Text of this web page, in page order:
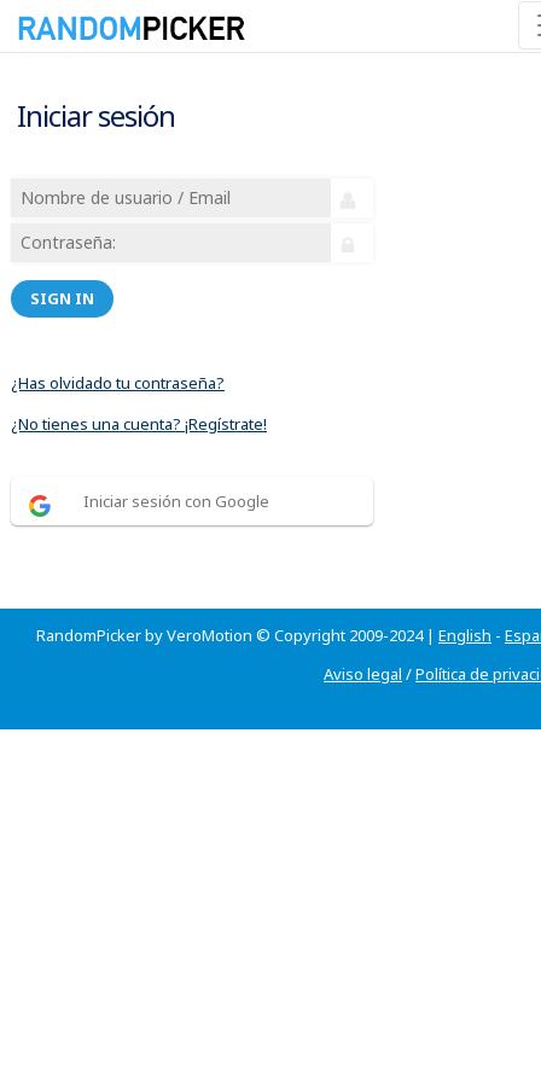
Iniciar sesión
SIGN IN
¿Has olvidado tu contraseña?
¿No tienes una cuenta? ¡Regístrate!
Iniciar sesión con Google
RandomPicker by VeroMotion © Copyright 2009-2024 | English -
Aviso legal /Política de